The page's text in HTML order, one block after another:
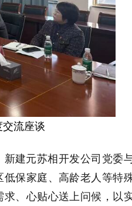
流座谈
建元苏相开发公司党委
保家庭、高龄老人等特
、心贴心送上问候，以